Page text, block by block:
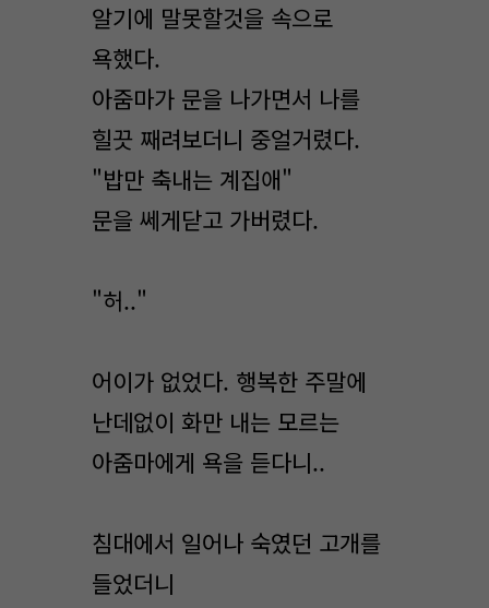
알기에 말못할것을 속으로
욕했다.
아줌마가 문을 나가면서 나를
힐끗 째려보더니 중얼거렸다.
"밥만 축내는 계집애"
문을 쎄게닫고 가버렸다.
"허.."
어이가 없었다. 행복한 주말에
난데없이 화만 내는 모르는
아줌마에게 욕을 듣다니..
침대에서 일어나 숙였던 고개를
들었더니